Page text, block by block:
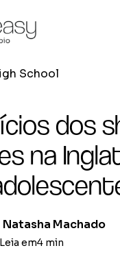
School
dos
na
Natasha Machado
Leia em4 min